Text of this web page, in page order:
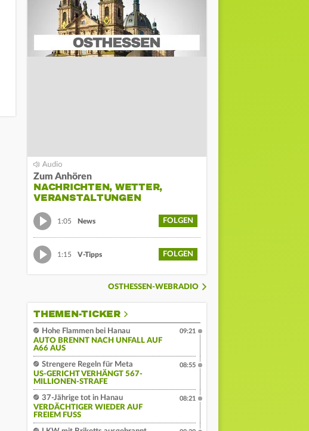
Zum Anhören
NACHRICHTEN, WETTER,
VERANSTALTUNGEN
1:05 News FOLGEN
1:15 V-Tipps FOLGEN
OSTHESSEN-WEBRADIO
THEMEN-TICKER
Hohe Flammen bei Hanau
AUTO BRENNT NACH UNFALL AUF
A66 AUS
09:21
Strengere Regeln für Meta
US-GERICHT VERHÄNGT 567-
MILLIONEN-STRAFE
08:55
37-Jährige tot in Hanau
VERDÄCHTIGER WIEDER AUF
FREIEM FUSS
08:21